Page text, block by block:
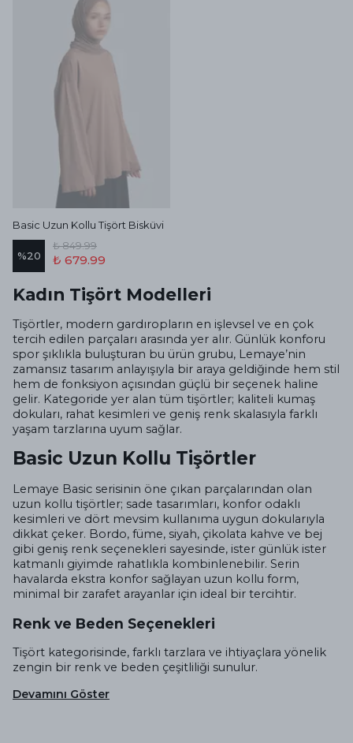
Basic Uzun Kollu Tişört Bisküvi
%20
₺ 849.99
₺ 679.99
Kadın Tişört Modelleri
Tişörtler, modern gardıropların en işlevsel ve en çok
tercih edilen parçaları arasında yer alır. Günlük konforu
spor şıklıkla buluşturan bu ürün grubu, Lemaye’nin
zamansız tasarım anlayışıyla bir araya geldiğinde hem stil
hem de fonksiyon açısından güçlü bir seçenek haline
gelir. Kategoride yer alan tüm tişörtler; kaliteli kumaş
dokuları, rahat kesimleri ve geniş renk skalasıyla farklı
yaşam tarzlarına uyum sağlar.
Basic Uzun Kollu Tişörtler
Lemaye Basic serisinin öne çıkan parçalarından olan
uzun kollu tişörtler; sade tasarımları, konfor odaklı
kesimleri ve dört mevsim kullanıma uygun dokularıyla
dikkat çeker. Bordo, füme, siyah, çikolata kahve ve bej
gibi geniş renk seçenekleri sayesinde, ister günlük ister
katmanlı giyimde rahatlıkla kombinlenebilir. Serin
havalarda ekstra konfor sağlayan uzun kollu form,
minimal bir zarafet arayanlar için ideal bir tercihtir.
Renk ve Beden Seçenekleri
Tişört kategorisinde, farklı tarzlara ve ihtiyaçlara yönelik
zengin bir renk ve beden çeşitliliği sunulur.
Devamını Göster